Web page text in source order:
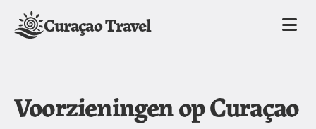
Curaçao Travel
Voorzieningen op Curaçao